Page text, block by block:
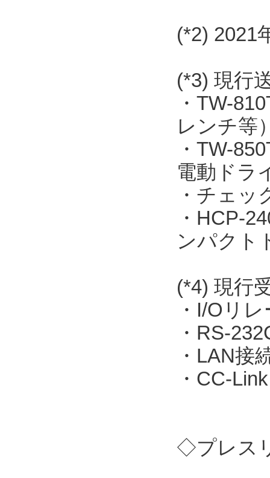
(*2) 2021
(*3) 現行
・TW-
レンチ等
・TW-
電動ドラ
・チェ
・HCP-
ンパクト
(*4) 現行
・I/Oリ
・RS-
・LAN接
・CC-
◇プレス